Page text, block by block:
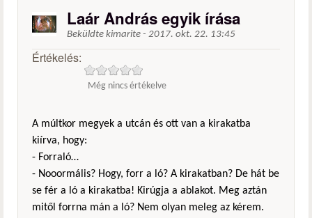
Laár András egyik írása
Beküldte kimarite - 2017. okt. 22. 13:45
Értékelés:
Még nincs értékelve
A múltkor megyek a utcán és ott van a kirakatba
kiírva, hogy:
- Forraló…
- Nooormális? Hogy, forr a ló? A kirakatban? De hát be
se fér a ló a kirakatba! Kirúgja a ablakot. Meg aztán
mitől forrna mán a ló? Nem olyan meleg az kérem.